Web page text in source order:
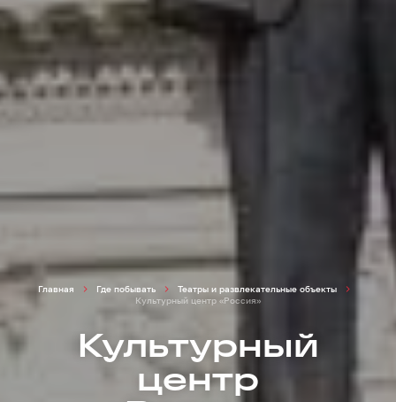
Главная Где побывать
Театры и развлекательные объекты
Культурный центр «Россия»
Культурный
центр